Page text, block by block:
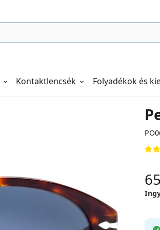
Kontaktlencsék Folyadékok és